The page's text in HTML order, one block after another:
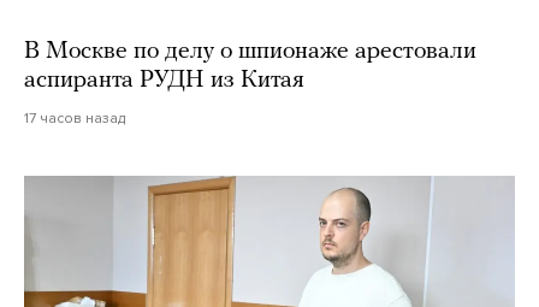
В Москве по делу о шпионаже арестовали
аспиранта РУДН из Китая
17 часов назад